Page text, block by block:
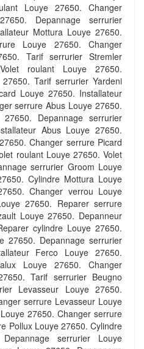
Louye 27650. Changer
Depannage serrurier
Mottura Louye 27650.
Louye 27650. Changer
Tarif serrurier Stremler
roulant Louye 27650.
Tarif serrurier Yardeni
Louye 27650. Installateur
serrure Abus Louye 27650.
Depannage serrurier
Abus Louye 27650.
Changer serrure Picard
roulant Louye 27650. Volet
serrurier Groom Louye
Cylindre Mottura Louye
Changer verrou Louye
27650. Reparer serrure
Louye 27650. Depanneur
cylindre Louye 27650.
27650. Depannage serrurier
Ferco Louye 27650.
Louye 27650. Changer
Tarif serrurier Beugno
Levasseur Louye 27650.
serrure Levasseur Louye
27650. Changer serrure
Pollux Louye 27650. Cylindre
serrurier Louye